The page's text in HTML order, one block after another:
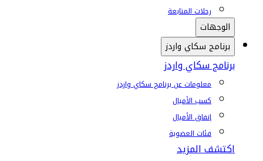
رحلات المتابعة
الوجهات
برنامج سكاي واردز
برنامج سكاي واردز
معلومات عن برنامج سكاي واردز
كسب الأميال
إنفاق الأميال
فئات العضوية
اكتشف المزيد